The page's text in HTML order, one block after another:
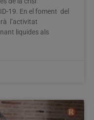
19. En el foment del
l’activitat
liquides als